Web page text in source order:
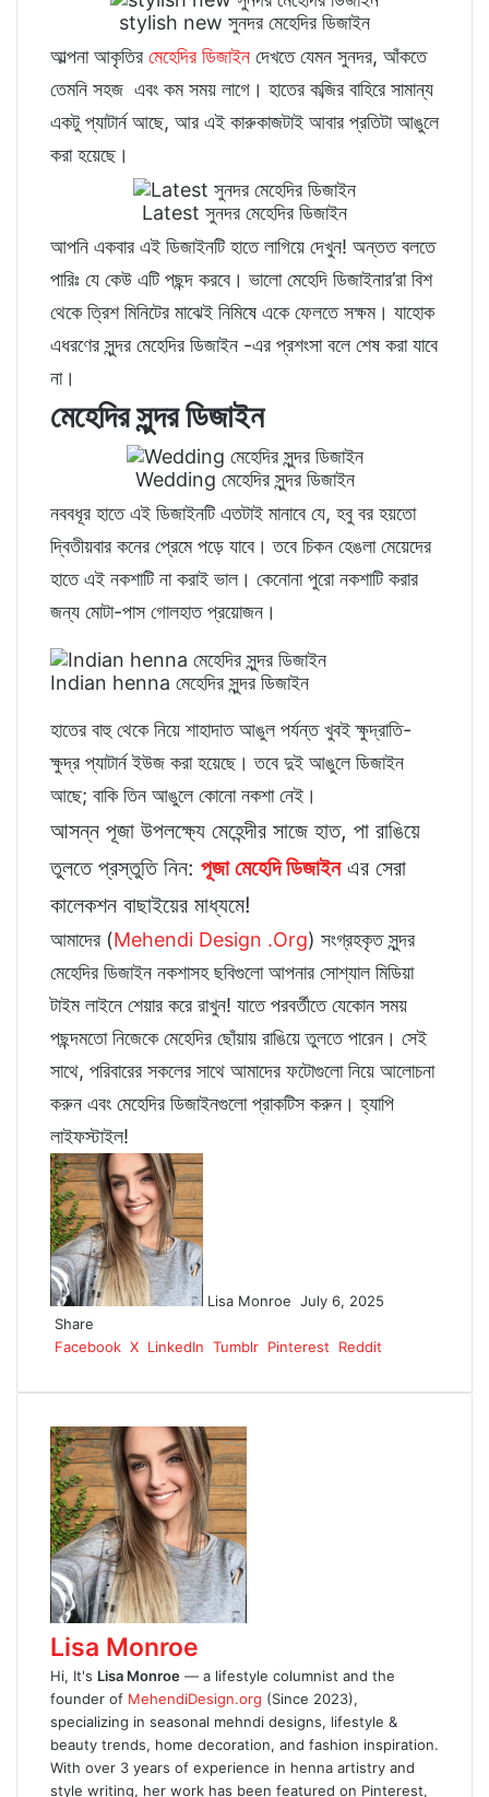
stylish new সুনদর মেহেদির ডিজাইন
আল্পনা আকৃতিরমেহেদির ডিজাইন দেখতে যেমন সুনদর, আঁকতে
তেমনি সহজ এবং কম সময় লাগে। হাতের কব্জির বাহিরে সামান্য
একটু প্যাটার্ন আছে, আর এই কারুকাজটাই আবার প্রতিটা আঙুলে
করা হয়েছে।
Latest সুনদর মেহেদির ডিজাইন
আপনি একবার এই ডিজাইনটি হাতে লাগিয়ে দেখুন! অন্তত বলতে
পারিঃ যে কেউ এটি পছন্দ করবে। ভালো মেহেদি ডিজাইনার’রা বিশ
থেকে ত্রিশ মিনিটের মাঝেই নিমিষে একে ফেলতে সক্ষম। যাহোক
এধরণের সুন্দর মেহেদির ডিজাইন -এর প্রশংসা বলে শেষ করা যাবে
না।
মেহেদির সুন্দর ডিজাইন
Wedding মেহেদির সুন্দর ডিজাইন
নববধূর হাতে এই ডিজাইনটি এতটাই মানাবে যে, হবু বর হয়তো
দ্বিতীয়বার কনের প্রেমে পড়ে যাবে। তবে চিকন হেঙলা মেয়েদের
হাতে এই নকশাটি না করাই ভাল। কেনোনা পুরো নকশাটি করার
জন্য মোটা-পাস গোলহাত প্রয়োজন।
Indian henna মেহেদির সুন্দর ডিজাইন
হাতের বাহু থেকে নিয়ে শাহাদাত আঙুল পর্যন্ত খুবই ক্ষুদ্রাতি-
ক্ষুদ্র প্যাটার্ন ইউজ করা হয়েছে। তবে দুই আঙুলে ডিজাইন
আছে; বাকি তিন আঙুলে কোনো নকশা নেই।
আসন্ন পূজা উপলক্ষ্যে মেহেন্দীর সাজে হাত, পা রাঙিয়ে
তুলতে প্রস্তুতি নিন: পূজা মেহেদি ডিজাইনএর সেরা
কালেকশন বাছাইয়ের মাধ্যমে!
আমাদের (Mehendi Design .Org) সংগ্রহকৃত সুন্দর
মেহেদির ডিজাইন নকশাসহ ছবিগুলো আপনার সোশ্যাল মিডিয়া
টাইম লাইনে শেয়ার করে রাখুন! যাতে পরবর্তীতে যেকোন সময়
পছন্দমতো নিজেকে মেহেদির ছোঁয়ায় রাঙিয়ে তুলতে পারেন। সেই
সাথে, পরিবারের সকলের সাথে আমাদের ফটোগুলো নিয়ে আলোচনা
করুন এবং মেহেদির ডিজাইনগুলো প্রাকটিস করুন। হ্যাপি
লাইফস্টাইল!
Lisa Monroe July 6, 2025
Share
Facebook X LinkedIn Tumblr Pinterest Reddit
Lisa Monroe
Hi, It's Lisa Monroe — a lifestyle columnist and the
founder of MehendiDesign.org (Since 2023),
specializing in seasonal mehndi designs, lifestyle &
beauty trends, home decoration, and fashion inspiration.
With over 3 years of experience in henna artistry and
style writing, her work has been featured on Pinterest,